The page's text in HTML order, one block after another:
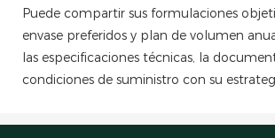
Puede compartir sus formulaciones
envase preferidos y plan de volumen
las especificaciones técnicas, la
condiciones de suministro con su